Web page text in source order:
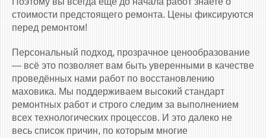
стоимости предстоящего ремонта. Цены фиксируются
перед ремонтом!
Персональный подход, прозрачное ценообразование
— всё это позволяет вам быть уверенными в качестве
проведённых нами работ по восстановлению
маховика. Мы поддерживаем высокий стандарт
ремонтных работ и строго следим за выполнением
всех технологических процессов. И это далеко не
весь список причин, по которым многие